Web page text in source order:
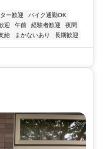
ー歓迎
バイク通勤OK
迎 午前 経験者歓迎
夜間
給 まかないあり 長期歓迎